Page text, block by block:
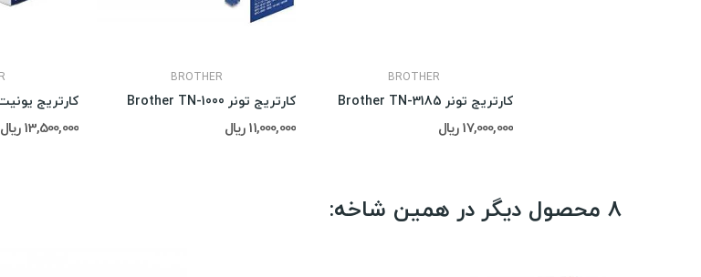
13,500,000 ریال
BROTHER
کارتریج تونر Brother TN-1000
11,000,000 ریال
BROTHER
کارتریج تونر Brother TN-3185
17,000,000 ریال
8 محصول دیگر در همین شاخه: